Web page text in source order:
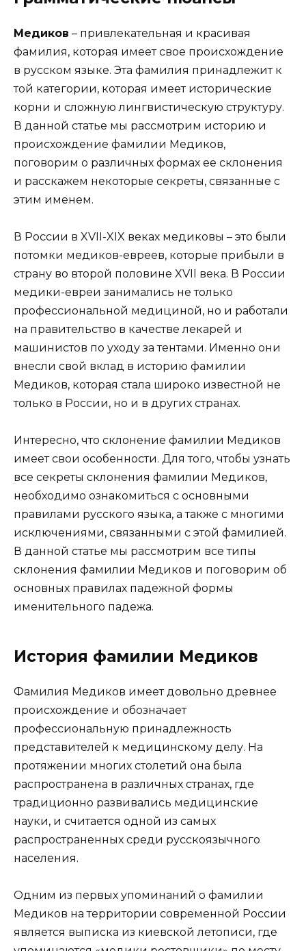
Медиков – привлекательная и красивая
фамилия, которая имеет свое происхождение
в русском языке. Эта фамилия принадлежит к
той категории, которая имеет исторические
корни и сложную лингвистическую структуру.
В данной статье мы рассмотрим историю и
происхождение фамилии Медиков,
поговорим о различных формах ее склонения
и расскажем некоторые секреты, связанные с
этим именем.
В России в XVII-XIX веках медиковы – это были
потомки медиков-евреев, которые прибыли в
страну во второй половине XVII века. В России
медики-евреи занимались не только
профессиональной медициной, но и работали
на правительство в качестве лекарей и
машинистов по уходу за тентами. Именно они
внесли свой вклад в историю фамилии
Медиков, которая стала широко известной не
только в России, но и в других странах.
Интересно, что склонение фамилии Медиков
имеет свои особенности. Для того, чтобы узнать
все секреты склонения фамилии Медиков,
необходимо ознакомиться с основными
правилами русского языка, а также с многими
исключениями, связанными с этой фамилией.
В данной статье мы рассмотрим все типы
склонения фамилии Медиков и поговорим об
основных правилах падежной формы
именительного падежа.
История фамилии Медиков
Фамилия Медиков имеет довольно древнее
происхождение и обозначает
профессиональную принадлежность
представителей к медицинскому делу. На
протяжении многих столетий она была
распространена в различных странах, где
традиционно развивались медицинские
науки, и считается одной из самых
распространенных среди русскоязычного
населения.
Одним из первых упоминаний о фамилии
Медиков на территории современной России
является выписка из киевской летописи, где